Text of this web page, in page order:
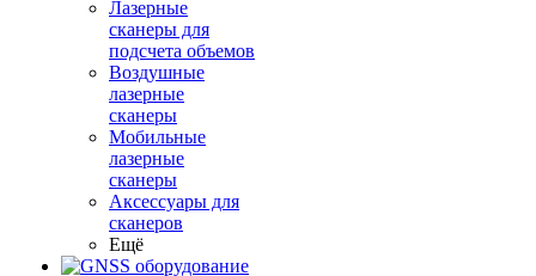
Лазерные
сканеры для
подсчета объемов
Воздушные
лазерные
сканеры
Мобильные
лазерные
сканеры
Аксессуары для
сканеров
Ещё